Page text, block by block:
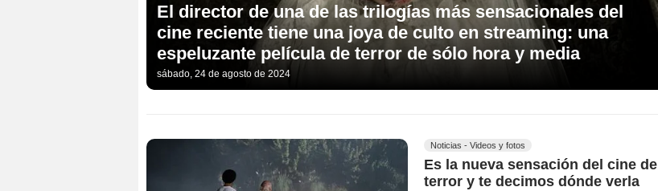
El director de una de las trilogías más sensacionales del
cine reciente tiene una joya de culto en streaming: una
espeluzante película de terror de sólo hora y media
sábado, 24 de agosto de 2024
Noticias - Videos y fotos
Es la nueva sensación del cine de
terror y te decimos dónde verla